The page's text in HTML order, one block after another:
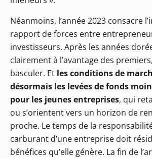
Néanmoins, l’année 2023 consacre
rapport de forces entre
investisseurs. Après les années
clairement à l’avantage des
basculer. Et les conditions de
désormais les levées de fonds
pour les jeunes entreprises, qui
ou s’orientent vers un horizon de
proche. Le temps de la
carburant d’une entreprise doit
bénéfices qu’elle génère. La fin de